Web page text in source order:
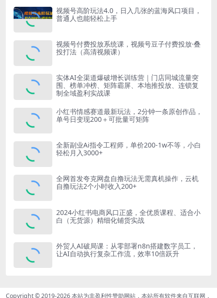
视频号高阶玩法4.0，日入几张的蓝海风口项目，
普通人也能轻松上手
视频号付费投放系统课，视频号豆子付费投放·叠
投打法（高清视频课）
实体AI全渠道爆破增长训练营｜门店同城流量突
围、榜单冲榜、矩阵霸屏、本地推投放、连锁复
制全域盈利实战课
小红书情感赛道最新玩法，2分钟一条原创作品，
单号日变现200＋可批量可矩阵
全新副业Ai指令工程师，单价200-1w不等，小白
轻松月入3000+
全网首发夸克网盘自撸玩法无需真机操作，云机
自撸玩法2个小时收入200+
2024小红书电商风口正盛，全优质课程、适合小
白（无货源）精细化铺货实战
外贸人AI破局课：从零部署n8n搭建数字员工，
让AI自动执行复杂工作流，效率10倍跃升
Copyright © 2019-2026本站为非盈利性赞助网站，本站所有软件来自互联网，